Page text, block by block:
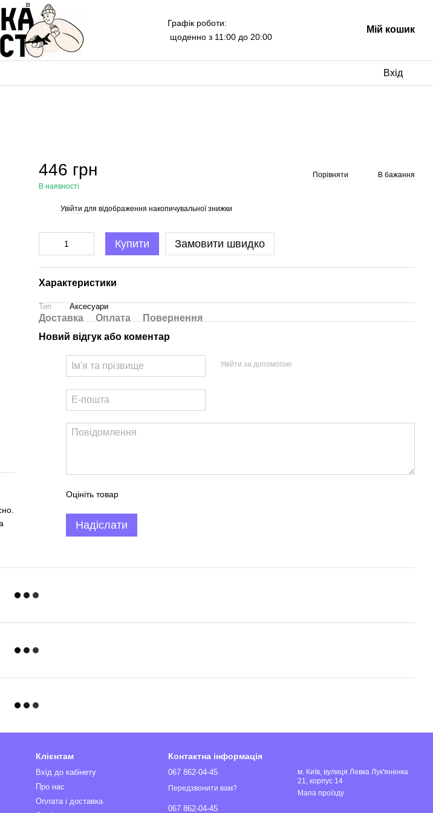
Графік роботи:
щоденно з 11:00 до 20:00
Мій кошик
Вхід
446 грн
В наявності
Порівняти В бажання
Увійти для відображення накопичувальної знижки
Купити Замовити швидко
Характеристики
Тип Аксесуари
Доставка Оплата
Повернення
Новий відгук або коментар
Увійти за допомогою
Оцініть товар
Надіслати
Клієнтам
Вхід до кабінету
Про нас
Оплата і доставка
Контактна інформація
067 862-04-45
Передзвонити вам?
067 862-04-45
м. Київ, вулиця Левка Лук'яненка
21, корпус 14
Мапа проїзду